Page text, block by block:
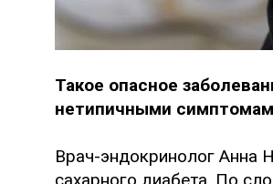
Такое опасное
нетипичными
Врач-эндокринолог Анна